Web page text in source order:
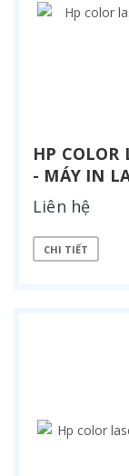
HP COLOR
- MÁY IN
Liên hệ
CHI TIẾT